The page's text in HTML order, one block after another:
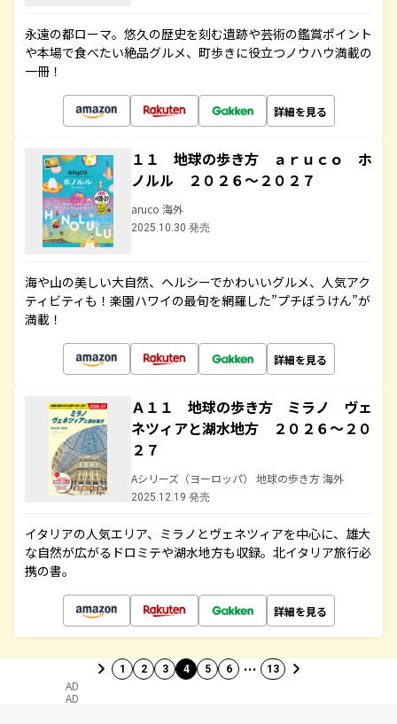
永遠の都ローマ。悠久の歴史を刻む遺跡や芸術の鑑賞ポイント
や本場で食べたい絶品グルメ、町歩きに役立つノウハウ満載の
一冊！
詳細を見る
１１ 地球の歩き方 ａｒｕｃｏ ホ
ノルル ２０２６～２０２７
aruco 海外
2025.10.30 発売
海や山の美しい大自然、ヘルシーでかわいいグルメ、人気アク
ティビティも！楽園ハワイの最旬を網羅した”プチぼうけん”が
満載！
詳細を見る
Ａ１１ 地球の歩き方 ミラノ ヴェ
ネツィアと湖水地方 ２０２６～２０
２７
Aシリーズ（ヨーロッパ） 地球の歩き方 海外
2025.12.19 発売
イタリアの人気エリア、ミラノとヴェネツィアを中心に、雄大
な自然が広がるドロミテや湖水地方も収録。北イタリア旅行必
携の書。
詳細を見る
1 2 3 4 5 6 … 13
AD
AD